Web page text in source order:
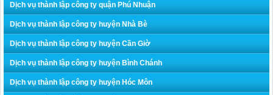
Dịch vụ thành lập công ty quận Phú Nhuận
Dịch vụ thành lập công ty huyện Nhà Bè
Dịch vụ thành lập công ty huyện Cần Giờ
Dịch vụ thành lập công ty huyện Bình Chánh
Dịch vụ thành lập công ty huyện Hóc Môn